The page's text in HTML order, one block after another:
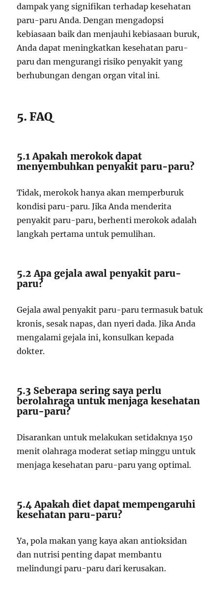
dampak yang signifikan terhadap kesehatan
paru-paru Anda. Dengan mengadopsi
kebiasaan baik dan menjauhi kebiasaan buruk,
Anda dapat meningkatkan kesehatan paru-
paru dan mengurangi risiko penyakit yang
berhubungan dengan organ vital ini.
5. FAQ
5.1 Apakah merokok dapat
menyembuhkan penyakit paru-paru?
Tidak, merokok hanya akan memperburuk
kondisi paru-paru. Jika Anda menderita
penyakit paru-paru, berhenti merokok adalah
langkah pertama untuk pemulihan.
5.2 Apa gejala awal penyakit paru-
paru?
Gejala awal penyakit paru-paru termasuk batuk
kronis, sesak napas, dan nyeri dada. Jika Anda
mengalami gejala ini, konsulkan kepada
dokter.
5.3 Seberapa sering saya perlu
berolahraga untuk menjaga kesehatan
paru-paru?
Disarankan untuk melakukan setidaknya 150
menit olahraga moderat setiap minggu untuk
menjaga kesehatan paru-paru yang optimal.
5.4 Apakah diet dapat mempengaruhi
kesehatan paru-paru?
Ya, pola makan yang kaya akan antioksidan
dan nutrisi penting dapat membantu
melindungi paru-paru dari kerusakan.